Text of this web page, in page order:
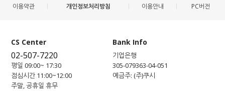
이용약관 개인정보처리방침 이용안내 PC버전
CS Center
02-507-7220
평일 09:00~ 17:30
점심시간 11:00~12:00
주말, 공휴일 휴무
Bank Info
기업은행
305-079363-04-051
예금주: (주)쿠시